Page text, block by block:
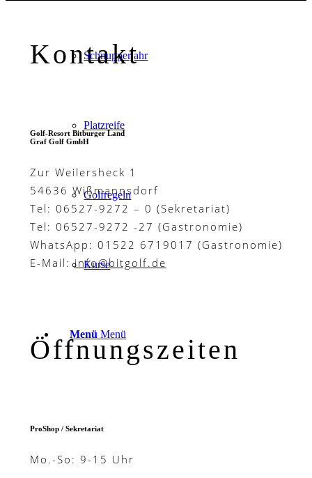
Schnupperjahr
Platzreife
Golfregeln
Kurse
Menü Menü
Kontakt
Golf-Resort Bitburger Land
Graf Golf GmbH
Zur Weilersheck 1
54636 Wißmannsdorf
Tel: 06527-9272 – 0 (Sekretariat)
Tel: 06527-9272 -27 (Gastronomie)
WhatsApp: 01522 6719017 (Gastronomie)
E-Mail:info@bitgolf.de
Öffnungszeiten
ProShop / Sekretariat
Mo.-So: 9-15 Uhr